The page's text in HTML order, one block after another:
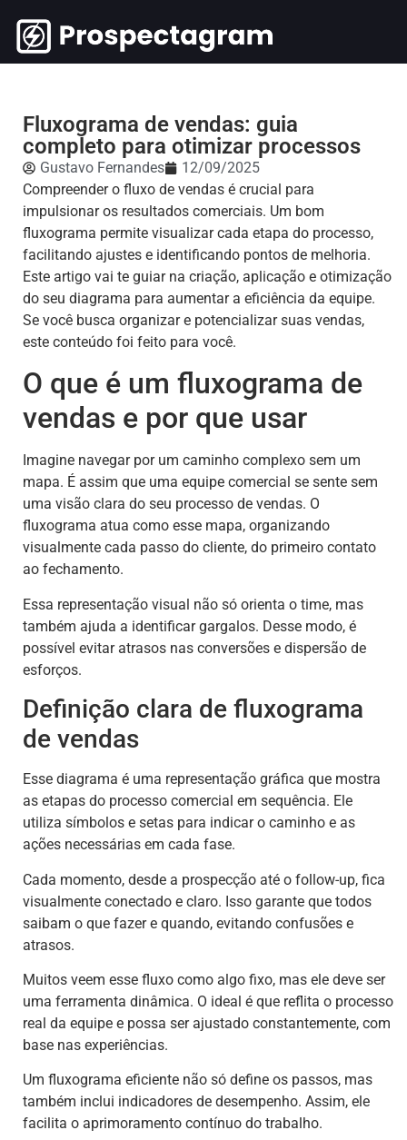
Fluxograma de vendas: guia
completo para otimizar processos
Gustavo Fernandes
12/09/2025
Compreender o fluxo de vendas é crucial para
impulsionar os resultados comerciais. Um bom
fluxograma permite visualizar cada etapa do processo,
facilitando ajustes e identificando pontos de melhoria.
Este artigo vai te guiar na criação, aplicação e otimização
do seu diagrama para aumentar a eficiência da equipe.
Se você busca organizar e potencializar suas vendas,
este conteúdo foi feito para você.
O que é um fluxograma de
vendas e por que usar
Imagine navegar por um caminho complexo sem um
mapa. É assim que uma equipe comercial se sente sem
uma visão clara do seu processo de vendas. O
fluxograma atua como esse mapa, organizando
visualmente cada passo do cliente, do primeiro contato
ao fechamento.
Essa representação visual não só orienta o time, mas
também ajuda a identificar gargalos. Desse modo, é
possível evitar atrasos nas conversões e dispersão de
esforços.
Definição clara de fluxograma
de vendas
Esse diagrama é uma representação gráfica que mostra
as etapas do processo comercial em sequência. Ele
utiliza símbolos e setas para indicar o caminho e as
ações necessárias em cada fase.
Cada momento, desde a prospecção até o follow-up, fica
visualmente conectado e claro. Isso garante que todos
saibam o que fazer e quando, evitando confusões e
atrasos.
Muitos veem esse fluxo como algo fixo, mas ele deve ser
uma ferramenta dinâmica. O ideal é que reflita o processo
real da equipe e possa ser ajustado constantemente, com
base nas experiências.
Um fluxograma eficiente não só define os passos, mas
também inclui indicadores de desempenho. Assim, ele
facilita o aprimoramento contínuo do trabalho.